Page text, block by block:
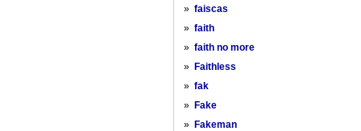
» faiscas
» faith
» faith no more
» Faithless
» fak
» Fake
» Fakeman